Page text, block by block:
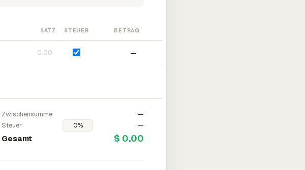
SATZ STEUER BETRAG
—
Zwischensumme
—
Steuer
—
Gesamt $ 0.00